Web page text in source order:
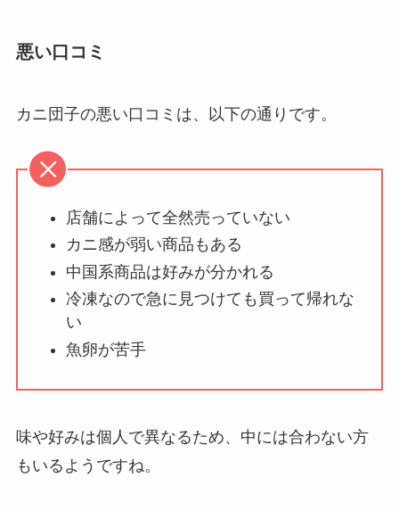
悪い口コミ
カニ団子の悪い口コミは、以下の通りです。
店舗によって全然売っていない
カニ感が弱い商品もある
中国系商品は好みが分かれる
冷凍なので急に見つけても買って帰れな
い
魚卵が苦手
味や好みは個人で異なるため、中には合わない方
もいるようですね。